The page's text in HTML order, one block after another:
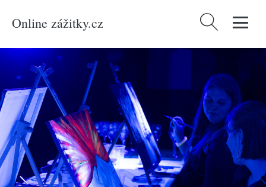
Online zážitky.cz Vyhledávání
Domů/ Produkty Kurzy
ve tmě